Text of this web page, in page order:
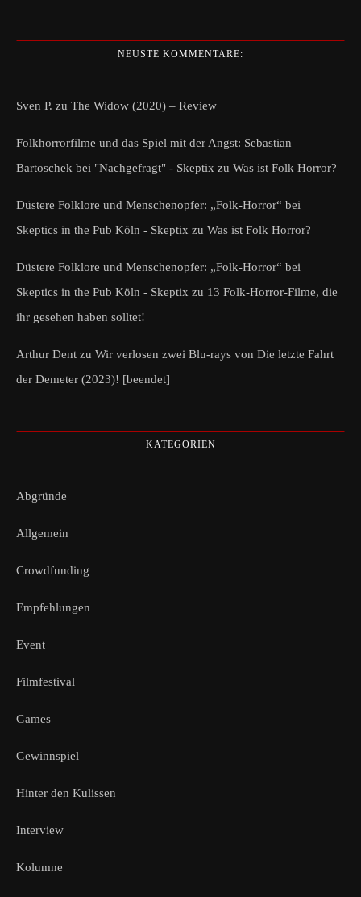
NEUSTE KOMMENTARE:
Sven P. zu The Widow (2020) – Review
Folkhorrorfilme und das Spiel mit der Angst: Sebastian
Bartoschek bei "Nachgefragt" - Skeptix zu Was ist Folk Horror?
Düstere Folklore und Menschenopfer: „Folk-Horror“ bei
Skeptics in the Pub Köln - Skeptix zu Was ist Folk Horror?
Düstere Folklore und Menschenopfer: „Folk-Horror“ bei
Skeptics in the Pub Köln - Skeptix zu 13 Folk-Horror-Filme, die
ihr gesehen haben solltet!
Arthur Dent zu Wir verlosen zwei Blu-rays von Die letzte Fahrt
der Demeter (2023)! [beendet]
KATEGORIEN
Abgründe
Allgemein
Crowdfunding
Empfehlungen
Event
Filmfestival
Games
Gewinnspiel
Hinter den Kulissen
Interview
Kolumne